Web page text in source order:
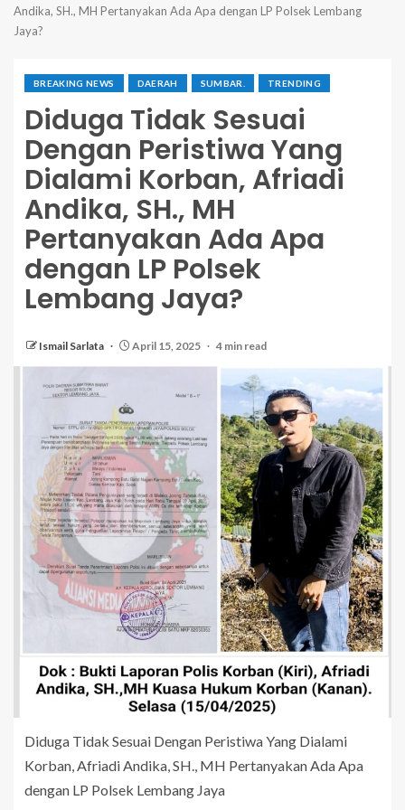
Andika, SH., MH Pertanyakan Ada Apa dengan LP Polsek Lembang
Jaya?
BREAKING NEWS DAERAH SUMBAR. TRENDING
Diduga Tidak Sesuai
Dengan Peristiwa Yang
Dialami Korban, Afriadi
Andika, SH., MH
Pertanyakan Ada Apa
dengan LP Polsek
Lembang Jaya?
Ismail Sarlata April 15, 2025 4 min read
Diduga Tidak Sesuai Dengan Peristiwa Yang Dialami
Korban, Afriadi Andika, SH., MH Pertanyakan Ada Apa
dengan LP Polsek Lembang Jaya